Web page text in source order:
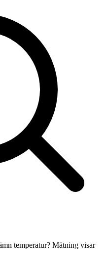
temperatur? Mätning visar